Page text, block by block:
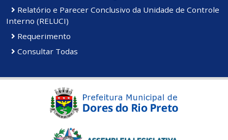
Relatório e Parecer Conclusivo da Unidade de Controle
Interno (RELUCI)
Requerimento
Consultar Todas